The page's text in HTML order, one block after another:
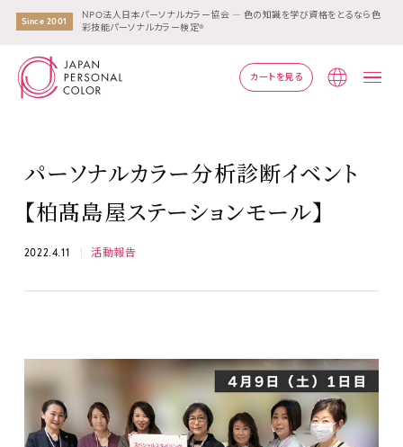
Since 2001
NPO法人日本パーソナルカラー協会 ― 色の知識を学び資格をとるなら色
彩技能パーソナルカラー検定®
カートを見る
パーソナルカラー分析診断イベント
【柏髙島屋ステーションモール】
2022.4.11 活動報告